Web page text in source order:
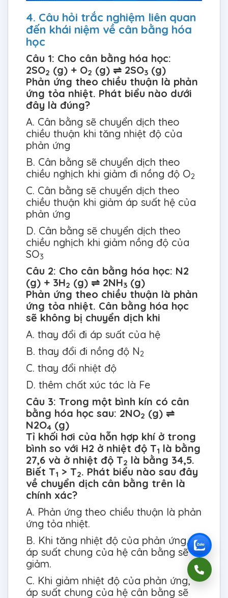
4. Câu hỏi trắc nghiệm liên quan
đến khái niệm về cân bằng hóa
học
Câu 1: Cho cân bằng hóa học:
2SO2 (g) + O2 (g) ⇌ 2SO3 (g)
Phản ứng theo chiều thuận là phản
ứng tỏa nhiệt. Phát biểu nào dưới
đây là đúng?
A. Cân bằng sẽ chuyển dịch theo
chiều thuận khi tăng nhiệt độ của
phản ứng
B. Cân bằng sẽ chuyển dịch theo
chiều nghịch khi giảm đi nồng độ O2
C. Cân bằng sẽ chuyển dịch theo
chiều thuận khi giảm áp suất hệ của
phản ứng
D. Cân bằng sẽ chuyển dịch theo
chiều nghịch khi giảm nồng độ của
SO3
Câu 2: Cho cân bằng hóa học: N2
(g) + 3H2 (g) ⇌ 2NH3 (g)
Phản ứng theo chiều thuận là phản
ứng tỏa nhiệt. Cân bằng hóa học
sẽ không bị chuyển dịch khi
A. thay đổi đi áp suất của hệ
B. thay đổi đi nồng độ N2
C. thay đổi nhiệt độ
D. thêm chất xúc tác là Fe
Câu 3: Trong một bình kín có cân
bằng hóa học sau: 2NO2 (g) ⇌
N2O4 (g)
Tỉ khối hơi của hỗn hợp khí ở trong
bình so với H2 ở nhiệt độ T1 là bằng
27,6 và ở nhiệt độ T2 là bằng 34,5.
Biết T1 > T2. Phát biểu nào sau đây
về chuyển dịch cân bằng trên là
chính xác?
A. Phản ứng theo chiều thuận là phản
ứng tỏa nhiệt.
B. Khi tăng nhiệt độ của phản ứng,
áp suất chung của hệ cân bằng sẽ
giảm.
C. Khi giảm nhiệt độ của phản ứng,
áp suất chung của hệ cân bằng sẽ